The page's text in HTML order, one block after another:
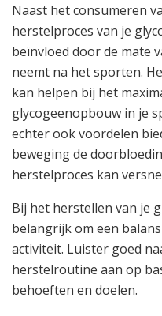
Naast het consumeren
herstelproces van je
beïnvloed door de mate
neemt na het sporten.
kan helpen bij het
glycogeenopbouw in je
echter ook voordelen
beweging de
herstelproces kan
Bij het herstellen van je
belangrijk om een
activiteit. Luister goed
herstelroutine aan op
behoeften en doelen.